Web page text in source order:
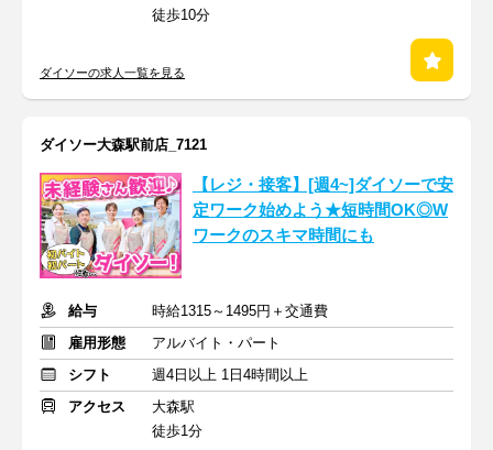
徒歩10分
ダイソーの求人一覧を見る
ダイソー大森駅前店_7121
【レジ・接客】[週4~]ダイソーで安
定ワーク始めよう★短時間OK◎W
ワークのスキマ時間にも
給与
時給1315～1495円＋交通費
雇用形態
アルバイト・パート
シフト
週4日以上 1日4時間以上
アクセス
大森駅
徒歩1分